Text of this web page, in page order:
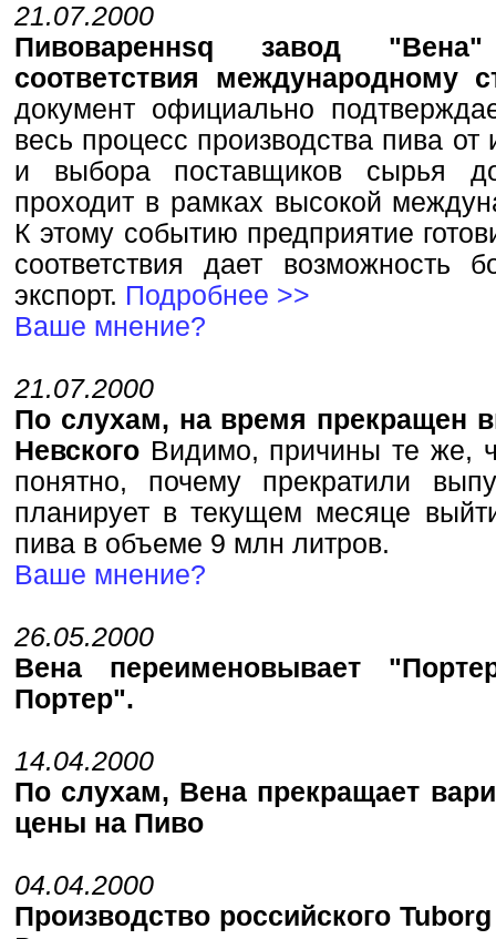
21.07.2000
Пивовареннsq завод
соответствия международному
документ официально
весь процесс производства пива
и выбора поставщиков сырья
проходит в рамках высокой
К этому событию предприятие
соответствия дает возможность
экспорт. Подробнее >>
Ваше мнение?
21.07.2000
По слухам, на вpемя пpекpащен
Hевского Видимо, причины те же,
понятно, почему прекратили
планирует в текущем месяце
пива в объеме 9 млн литров.
Ваше мнение?
26.05.2000
Вена переименовывает
Поpтеp".
14.04.2000
По слухам, Вена прекращает
цены на Пиво
04.04.2000
Производство российского